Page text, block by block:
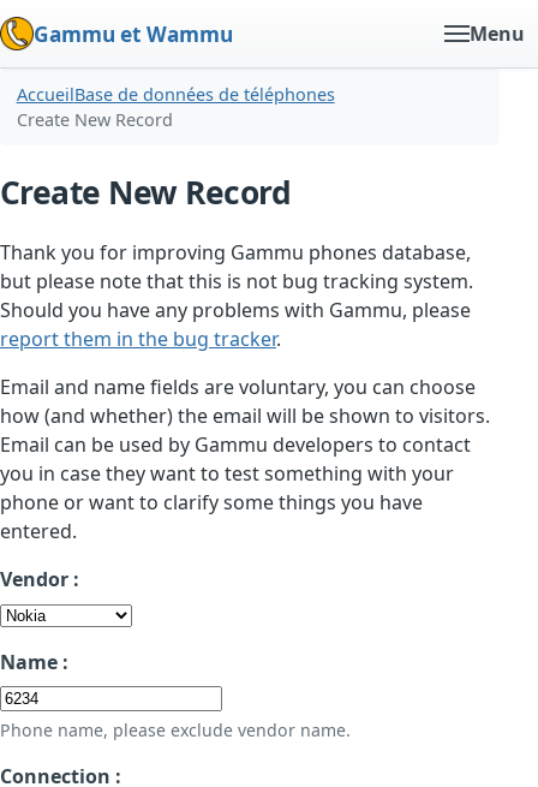
Gammu et Wammu Menu
AccueilBase de données de téléphones
Create New Record
Create New Record
Thank you for improving Gammu phones database,
but please note that this is not bug tracking system.
Should you have any problems with Gammu, please
report them in the bug tracker.
Email and name fields are voluntary, you can choose
how (and whether) the email will be shown to visitors.
Email can be used by Gammu developers to contact
you in case they want to test something with your
phone or want to clarify some things you have
entered.
Vendor :
Name :
Phone name, please exclude vendor name.
Connection :